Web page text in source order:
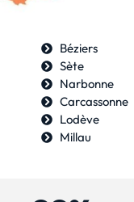
Béziers
Sète
Narbonne
Carcassonne
Lodève
Millau